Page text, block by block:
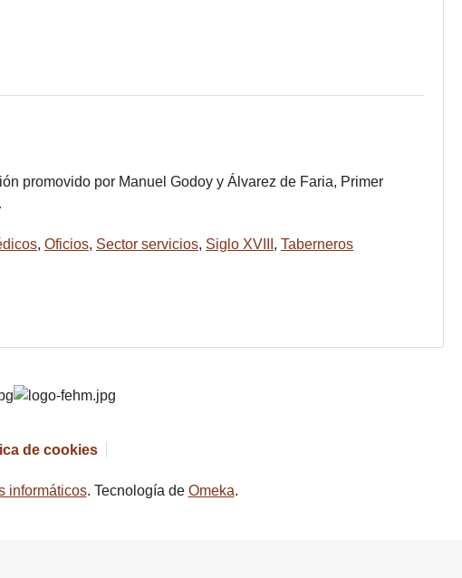
promovido por Manuel Godoy y Álvarez de Faria, Primer
, Oficios, Sector servicios, Siglo XVIII , Taberneros
de cookies
informáticos. Tecnología de Omeka.